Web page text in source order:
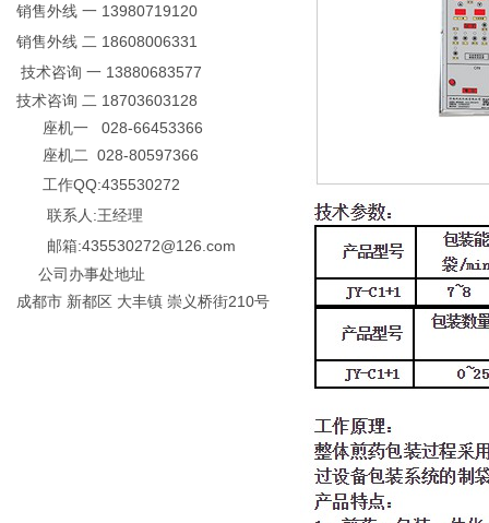
销售外线 一 13980719120
销售外线 二 18608006331
技术咨询 一 13880683577
技术咨询 二 18703603128
座机一 028-66453366
座机二 028-80597366
工作QQ:435530272
联系人:王经理
邮箱:435530272@126.com
公司办事处地址
成都市 新都区 大丰镇 崇义桥街210号